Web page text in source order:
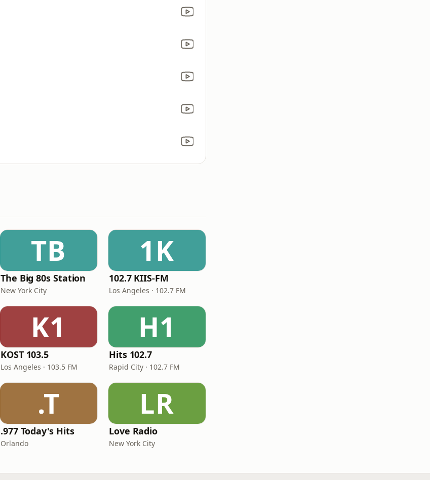
TB
The Big 80s Station
New York City
1K
102.7 KIIS-FM
Los Angeles · 102.7 FM
K1
KOST 103.5
Los Angeles · 103.5 FM
H1
Hits 102.7
Rapid City · 102.7 FM
.T
.977 Today's Hits
Orlando
LR
Love Radio
New York City